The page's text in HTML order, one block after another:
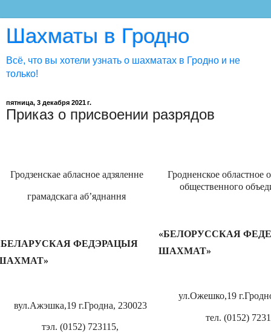
Шахматы в Гродно
Всё, что вы хотели узнать о шахматах в Гродно и не
только!
пятница, 3 декабря 2021 г.
Приказ о присвоении разрядов
Гродзенскае абласное адзяленне
грамадскага аб’яднання
БЕЛАРУСКАЯ ФЕДЭРАЦЫЯ
»
вул.Ажэшка,19г.Гродна, 230023
тэл. (0152) 723115,
Гродненское областное
общественного
«БЕЛОРУССКАЯ
ШАХМАТ»
ул.Ожешко,19
тел. (0152)